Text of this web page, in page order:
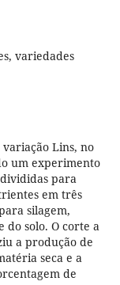
variedades
Lins, no
um experimento
para
em três
silagem,
do solo. O corte a
a produção de
seca e a
de